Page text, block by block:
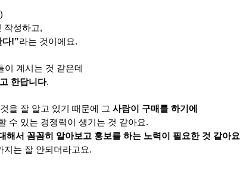
작성하고,
다!”라는 것이에요.
계시는 것 같은데
한답니다.
을 잘 알고 있기 때문에 그 사람이 구매를 하기에
수 있는 경쟁력이 생기는 것 같아요.
서 꼼꼼히 알아보고 홍보를 하는 노력이 필요한 것 같아요
지는 잘 안되더라고요.